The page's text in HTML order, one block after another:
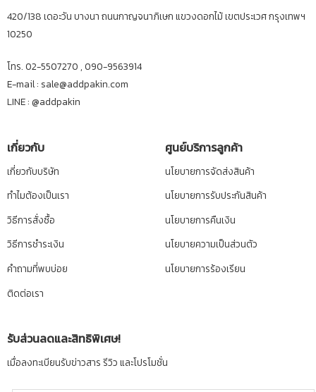
420/138 เดอะวัน บางนา ถนนกาญจนาภิเษก แขวงดอกไม้ เขตประเวศ กรุงเทพฯ
10250
โทร. 02-5507270 , 090-9563914
E-mail : sale@addpakin.com
LINE : @addpakin
เกี่ยวกับ
เกี่ยวกับบริษัท
ทำไมต้องเป็นเรา
วิธีการสั่งซื้อ
วิธีการชำระเงิน
คำถามที่พบบ่อย
ติดต่อเรา
ศูนย์บริการลูกค้า
นโยบายการจัดส่งสินค้า
นโยบายการรับประกันสินค้า
นโยบายการคืนเงิน
นโยบายความเป็นส่วนตัว
นโยบายการร้องเรียน
รับส่วนลดและสิทธิพิเศษ!
เมื่อลงทะเบียนรับข่าวสาร รีวิว และโปรโมชั่น